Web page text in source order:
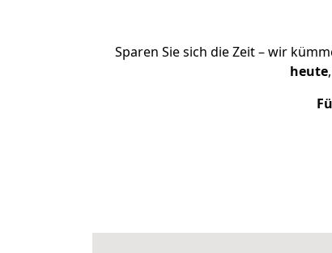
Sparen Sie sich die Zeit – wir
heute